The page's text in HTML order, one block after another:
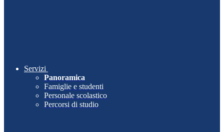
Servizi
Panoramica
Famiglie e studenti
Personale scolastico
Percorsi di studio